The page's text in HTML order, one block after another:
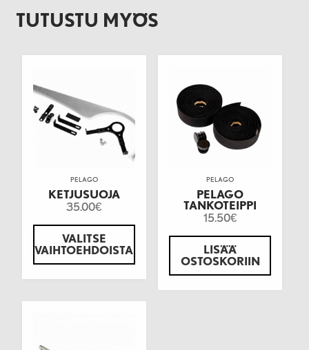
TUTUSTU MYÖS
PELAGO
KETJUSUOJA
35.00€
VALITSE
VAIHTOEHDOISTA
PELAGO
PELAGO
TANKOTEIPPI
15.50€
LISÄÄ
OSTOSKORIIN